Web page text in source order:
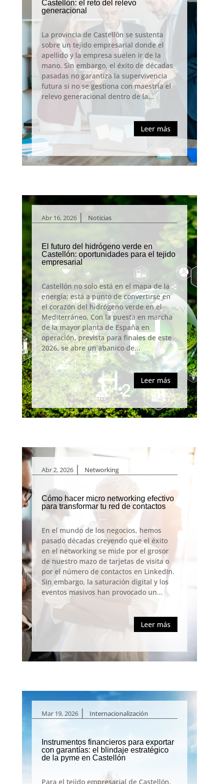
Castellón: el reto del relevo
generacional
La provincia de Castellón se sustenta
sobre un tejido empresarial donde el
apellido y la empresa suelen ir de la
mano. Sin embargo, el éxito de décadas
pasadas no garantiza la supervivencia
futura si no se gestiona con maestría el
relevo generacional dentro de la...
Leer más
Abr 16, 2026 | Noticias
El futuro del hidrógeno verde en
Castellón: oportunidades para el tejido
empresarial
Castellón no solo está en el mapa de la
energía; está a punto de convertirse en
el corazón del hidrógeno verde en el
Mediterráneo. Con la puesta en marcha
de la mayor planta de España en
operación, prevista para finales de este
2026, se abre un abanico de...
Leer más
Abr 2, 2026 | Networking
Cómo hacer micro networking efectivo
para transformar tu red de contactos
En el mundo de los negocios, hemos
pasado décadas creyendo que el éxito
en el networking se mide por el grosor
de nuestro mazo de tarjetas de visita o
por el número de contactos en LinkedIn.
Sin embargo, la saturación digital y los
eventos masivos han provocado un...
Leer más
Mar 19, 2026 | Internacionalización
Instrumentos financieros para exportar
con garantías: el blindaje estratégico
de la pyme en Castellón
Para el tejido empresarial de Castellón,